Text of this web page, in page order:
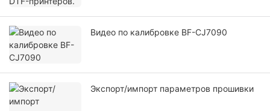
Видео по калибровке BF-CJ7090
Экспорт/импорт параметров прошивки